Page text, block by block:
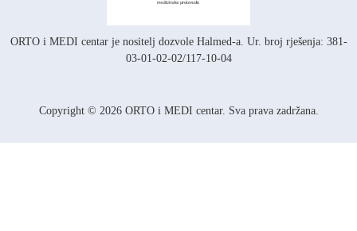
Copyright © 2026 ORTO i MEDI centar. Sva prava zadržana.
ORTO i MEDI centar je nositelj dozvole Halmed-a. Ur. broj rješenja: 381-
03-01-02-02/117-10-04